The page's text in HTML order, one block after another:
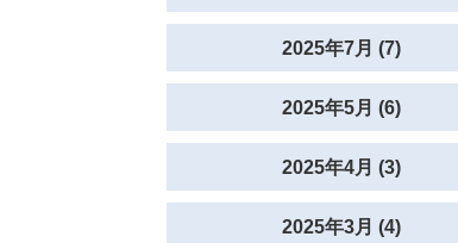
2025年7月 (7)
2025年5月 (6)
2025年4月 (3)
2025年3月 (4)